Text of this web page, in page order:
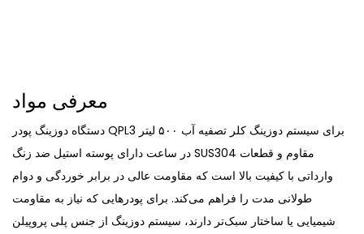
معرفی مواد
دستگاه دوزینگ پودر QPL3 برای سیستم دوزینگ کلر تصفیه آب ۵۰۰ لیتر
در ساعت دارای پوسته استیل ضد زنگ SUS304 مقاوم و قطعات
وارداتی با کیفیت بالا است که مقاومت عالی در برابر خوردگی و دوام
طولانی مدت را فراهم می‌کند. برای پودرهایی که نیاز به مقاومت
شیمیایی یا ساختار سبک‌تر دارند، سیستم دوزینگ از جنس پلی پروپیلن